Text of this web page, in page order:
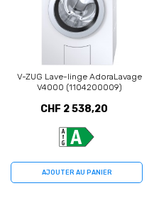
V-ZUG Lave-linge AdoraLavage
V4000 (1104200009)
CHF 2 538,20
AJOUTER AU PANIER